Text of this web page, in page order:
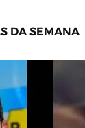
DA SEMANA